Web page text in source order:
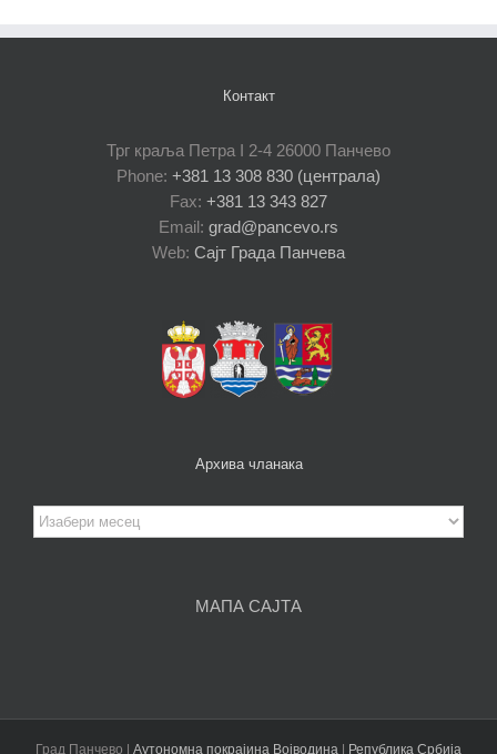
Контакт
Трг краља Петра I 2-4 26000 Панчево
Phone: +381 13 308 830 (централа)
Fax: +381 13 343 827
Email: grad@pancevo.rs
Web: Сајт Града Панчева
Архива чланака
Архива
чланака
МАПА САЈТА
Град Панчево | Аутономна покрајина Војводина | Република Србија